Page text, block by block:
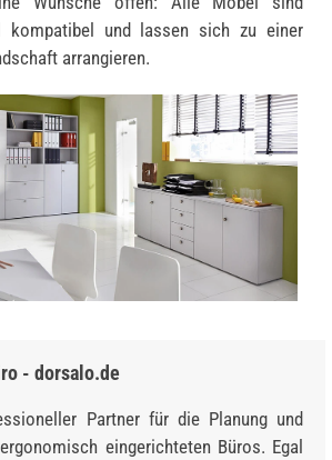
kompatibel und lassen sich zu einer
arrangieren.
- dorsalo.de
Partner für die Planung und
eingerichteten Büros. Egal